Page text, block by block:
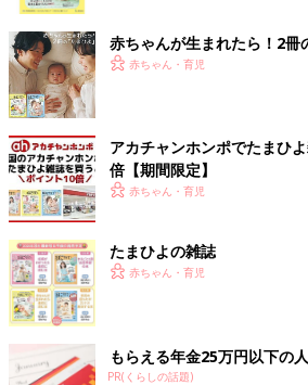
ちなみに、わが家では、寝る前に23℃く
を切ります。ただし、暖かい蒸気が出る
させています。
たまに明け方に、マイナス5度や10度とす
の寒さだと目が覚めてしまうので、寒い
ています。
加湿器はカビ対策をしっかりと
加湿器は、暖かい蒸気が出るものと冷た
ます。
商品によりますが、暖かい蒸気が出るタ
しやすくなるものも。その場合、日中は
生しないようにしましょう。
赤ちゃんが生まれたら！2冊
赤ちゃん・育児
アカチャンホンポでたまひ
倍【期間限定】
赤ちゃん・育児
たまひよの雑誌
赤ちゃん・育児
もらえる年金25万円以下の
PR(くらしの話題)